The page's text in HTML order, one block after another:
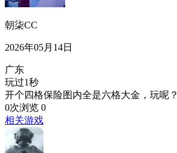
朝柒CC
2026年05月14日
广东
玩过1秒
开个四格保险图内全是六格大金，玩呢？
0次浏览 0
相关游戏